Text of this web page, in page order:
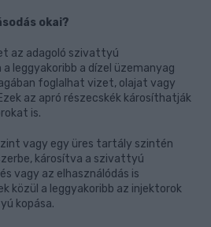
okai?
az adagoló szivattyú
leggyakoribb a dízel üzemanyag
foglalhat vizet, olajat vagy
az apró részecskék károsíthatják
is.
vagy egy üres tartály szintén
károsítva a szivattyú
vagy az elhasználódás is
közül a leggyakoribb az injektorok
kopása.